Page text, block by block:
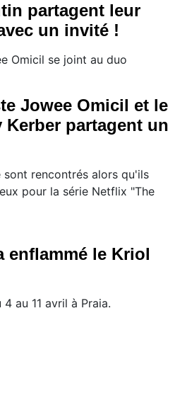
partagent leur
un invité !
Omicil se joint au duo
Jowee Omicil et le
Kerber partagent un
sont rencontrés alors qu'ils
pour la série Netflix "The
enflammé le Kriol
au 11 avril à Praia.